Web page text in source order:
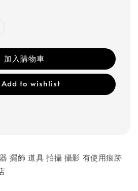
加入購物車
Add to wishlist
擺飾 道具 拍攝 攝影 有使用痕跡